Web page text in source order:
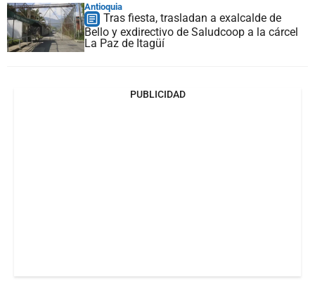
Antioquia
Tras fiesta, trasladan a exalcalde de
Bello y exdirectivo de Saludcoop a la cárcel
La Paz de Itagüí
PUBLICIDAD